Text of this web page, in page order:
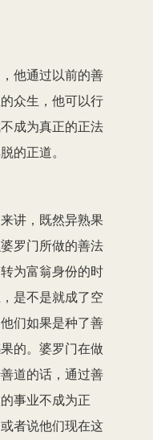
他通过以前的善
众生，他可以行
成为真正的正法
的正道。
讲，既然异熟果
罗门所做的善法
为富翁身份的时
是不是就成了空
们如果是种了善
的。婆罗门在做
道的话，通过善
事业不成为正
者说他们现在这